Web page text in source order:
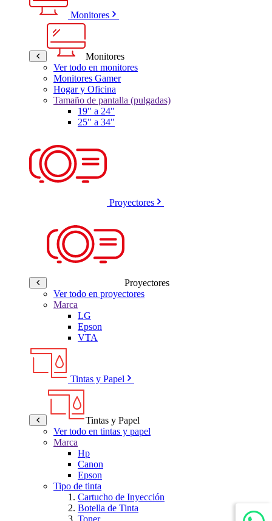
Monitores
Monitores
Ver todo en monitores
Monitores Gamer
Hogar y Oficina
Tamaño de pantalla (pulgadas)
19" a 24"
25" a 34"
Proyectores
Proyectores
Ver todo en proyectores
Marca
LG
Epson
VTA
Tintas y Papel
Tintas y Papel
Ver todo en tintas y papel
Marca
Hp
Canon
Epson
Tipo de tinta
Cartucho de Inyección
Botella de Tinta
Toner